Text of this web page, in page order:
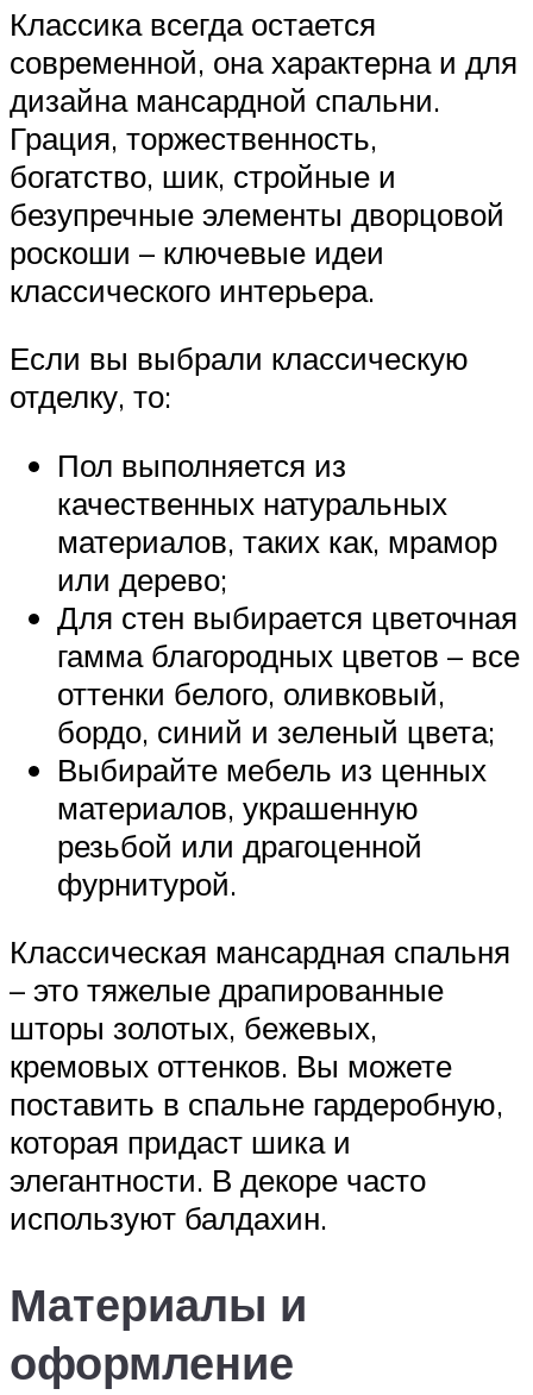
Классика всегда остается
современной, она характерна и для
дизайна мансардной спальни.
Грация, торжественность,
богатство, шик, стройные и
безупречные элементы дворцовой
роскоши – ключевые идеи
классического интерьера.
Если вы выбрали классическую
отделку, то:
Пол выполняется из
качественных натуральных
материалов, таких как, мрамор
или дерево;
Для стен выбирается цветочная
гамма благородных цветов – все
оттенки белого, оливковый,
бордо, синий и зеленый цвета;
Выбирайте мебель из ценных
материалов, украшенную
резьбой или драгоценной
фурнитурой.
Классическая мансардная спальня
– это тяжелые драпированные
шторы золотых, бежевых,
кремовых оттенков. Вы можете
поставить в спальне гардеробную,
которая придаст шика и
элегантности. В декоре часто
используют балдахин.
Материалы и
оформление